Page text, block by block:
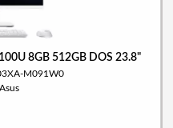
8GB 512GB DOS 23.8"
M091W0